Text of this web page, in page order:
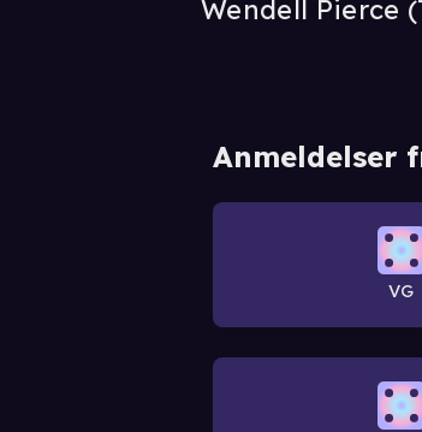
Anmeldelser
VG
Wendell Pierce